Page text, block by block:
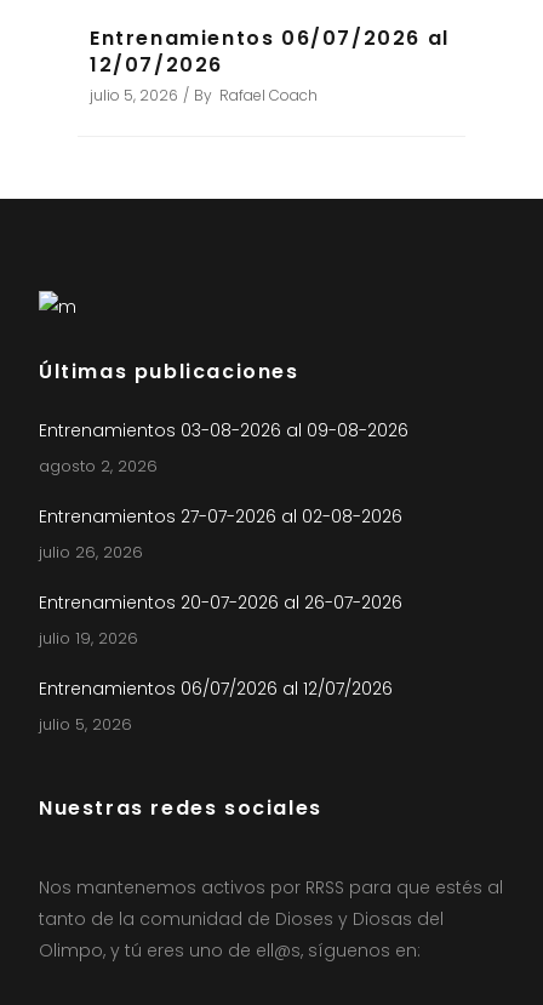
Entrenamientos 06/07/2026 al
12/07/2026
julio 5, 2026 By Rafael Coach
Últimas publicaciones
Entrenamientos 03-08-2026 al 09-08-2026
agosto 2, 2026
Entrenamientos 27-07-2026 al 02-08-2026
julio 26, 2026
Entrenamientos 20-07-2026 al 26-07-2026
julio 19, 2026
Entrenamientos 06/07/2026 al 12/07/2026
julio 5, 2026
Nuestras redes sociales
Nos mantenemos activos por RRSS para que estés al
tanto de la comunidad de Dioses y Diosas del
Olimpo, y tú eres uno de ell@s, síguenos en: